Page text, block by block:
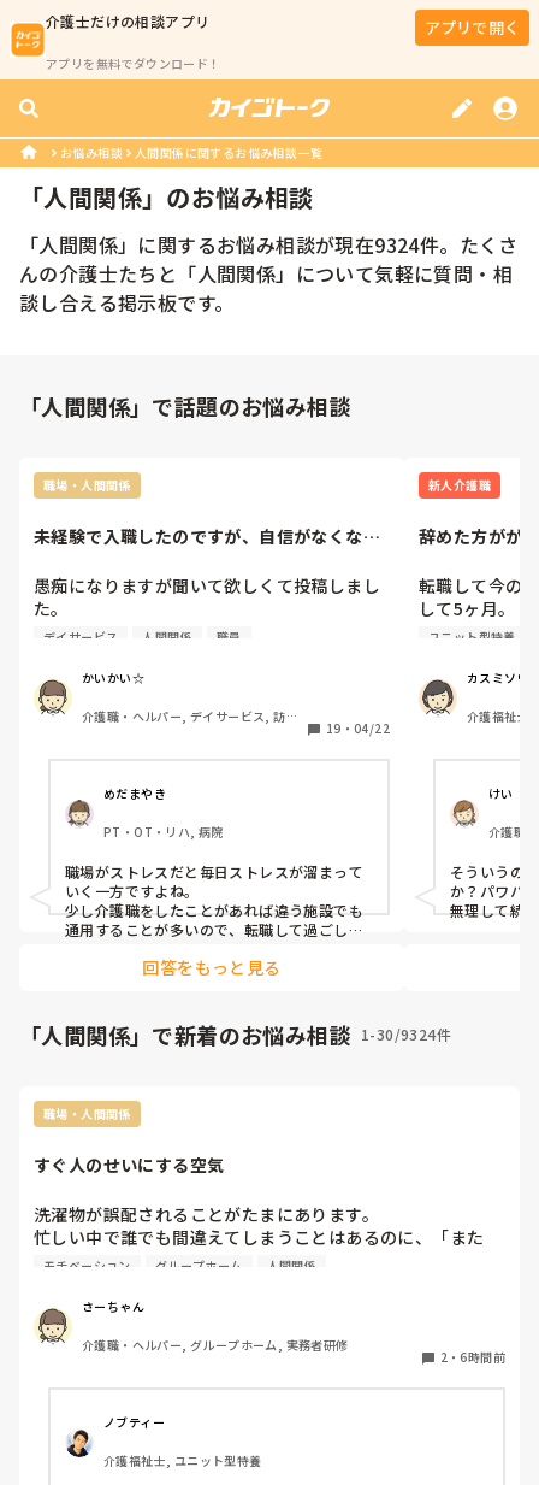
介護士だけの相談アプリ
アプリを無料でダウンロード！
アプリで開く
お悩み相談 人間関係に関するお悩み相談一覧
「人間関係」のお悩み相談
「人間関係」に関するお悩み相談が現在9324件。たくさ
んの介護士たちと「人間関係」について気軽に質問・相
談し合える掲示板です。
「人間関係」で話題のお悩み相談
職場・人間関係
未経験で入職したのですが、自信がなくなり
愚痴になりますが聞いて欲しくて投稿しまし
た。
私は親が亡くなり、もう少し何かできたかも
護の仕事に就きました。
元々ヘルパー2級を持っていて、ブランクはあ
りますが福祉関係の仕事に就いていた事はあ
りますが、高齢者は初めてになります。
未経験でデイに入職しましたが、利用者さん
に対して『頭がおかしくなってきた』『普通
じゃないよね』などの相手を馬鹿にする発言
がありそう言うのを聞くのが嫌になってきて
しまいました。
しかも利用者さんが近くにいるフロアで職員
さんの身体を温めながら雑談したり、とにか
く職員同士の私語が多くて疲れます。
て可哀想になるくらい。そんな職員達だから
私の事も罵声し、やることなす事否定されて
仕事を覚える為だと黙って1年間耐えていま
した。
でも最近では、自信も笑顔もなくなり40代後
半にもなりこんな事する為に転職した訳では
デイサービス 人間関係 職員
かいかい☆
介護職・ヘルパー, デイサービス, 訪問
19 ・ 04/22
めだまやき
PT・OT・リハ, 病院
職場がストレスだと毎日ストレスが溜まって
いく一方ですよね。
少し介護職をしたことがあれば違う施設でも
通用することが多いので、転職して過ごしや
回答をもっと見る
新人介護職
辞めた方がが
転職して今の
して5ヶ月。
うちは1ユニ
うちはリーダ
1人がいます。
主任からまだ
毎月フロア会
きていない私
た。
独り立ちでき
てもいいの
参加しないと
新人も…
らえない、こ
でしょうか？
話しやすい人
毎日職場に行
ユニット型特養
カスミソウ
介護福祉士,
けい
介護職
ービス,
そういうの
か？パワハ
無理して続
「人間関係」で新着のお悩み相談 1-30/9324件
職場・人間関係
すぐ人のせいにする空気
洗濯物が誤配されることがたまにあります。
忙しい中で誰でも間違えてしまうことはあるのに、「また
○○さんじゃない？」と人のせいにするのが当たり前の環
誰だって間違えることはあるし、記憶にないだけで自分かも
しれない。自分も気を付けようって思わないんでしょうね。
確定じゃないのに「どうせまた○○さんでしょ」と決めつけ
モチベーション グループホーム 人間関係
さーちゃん
介護職・ヘルパー, グループホーム, 実務者研修
2 ・ 6時間前
ノブティー
介護福祉士, ユニット型特養